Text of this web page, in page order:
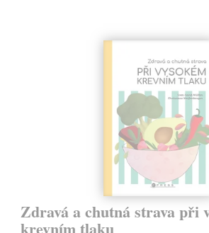
Zdravá a chutná strava při